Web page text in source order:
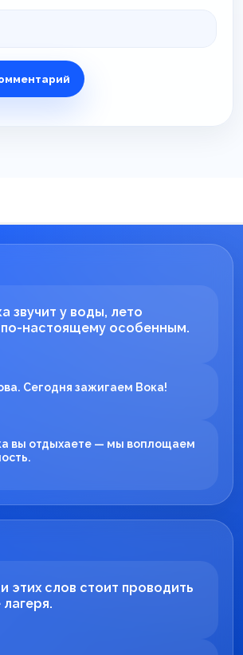
звучит у воды, лето
по-настоящему особенным.
Сегодня зажигаем Вока!
вы отдыхаете — мы воплощаем
этих слов стоит проводить